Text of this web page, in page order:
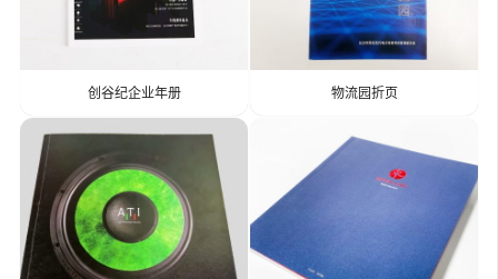
创谷纪企业年册 物流园折页